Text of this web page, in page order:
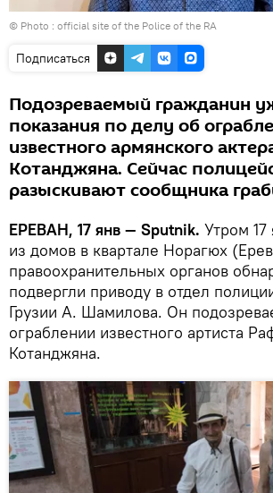
© Photo : official site of the Police of the RA
Подписаться
Подозреваемый гражданин
показания по делу об
известного армянского
Котанджяна. Сейчас
разыскивают сообщника
ЕРЕВАН, 17 янв — Sputnik. Утром
из домов в квартале Норагюх
правоохранительных органов
подвергли приводу в отдел
Грузии А. Шамилова. Он
ограблении известного артиста
Котанджяна.